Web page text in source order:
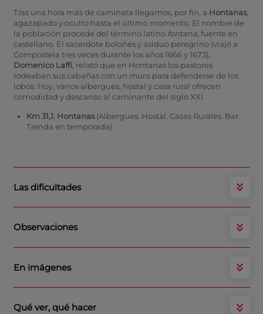
Tras una hora más de caminata llegamos, por fin, a Hontanas,
agazapado y oculto hasta el último momento. El nombre de
la población procede del término latino fontana, fuente en
castellano. El sacerdote boloñés y asiduo peregrino (viajó a
Compostela tres veces durante los años 1666 y 1673),
Domenico Laffi, relató que en Hontanas los pastores
rodeaban sus cabañas con un muro para defenderse de los
lobos. Hoy, varios albergues, hostal y casa rural ofrecen
comodidad y descanso al caminante del siglo XXI.
Km 31,1. Hontanas(Albergues. Hostal. Casas Rurales. Bar.
Tienda en temporada)
Las dificultades
Observaciones
En imágenes
Qué ver, qué hacer